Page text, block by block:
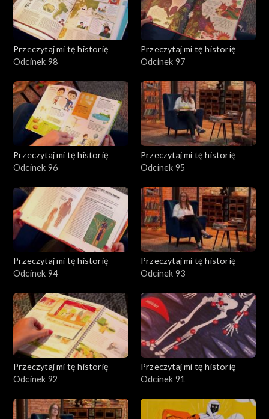
Przeczytaj mi tę historię
Odcinek 98
Przeczytaj mi tę historię
Odcinek 97
Przeczytaj mi tę historię
Odcinek 96
Przeczytaj mi tę historię
Odcinek 95
Przeczytaj mi tę historię
Odcinek 94
Przeczytaj mi tę historię
Odcinek 93
Przeczytaj mi tę historię
Odcinek 92
Przeczytaj mi tę historię
Odcinek 91